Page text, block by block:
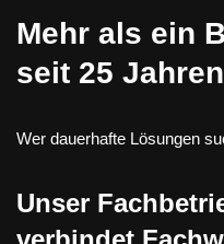
Mehr als ein
seit 25
Wer dauerhafte Lösungen
Unser